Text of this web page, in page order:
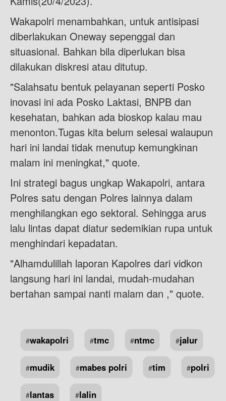
Wakapolri menambahkan, untuk antisipasi
diberlakukan Oneway sepenggal dan
situasional. Bahkan bila diperlukan bisa
dilakukan diskresi atau ditutup.
"Salahsatu bentuk pelayanan seperti Posko
inovasi ini ada Posko Laktasi, BNPB dan
kesehatan, bahkan ada bioskop kalau mau
menonton.Tugas kita belum selesai walaupun
hari ini landai tidak menutup kemungkinan
malam ini meningkat," quote.
Ini strategi bagus ungkap Wakapolri, antara
Polres satu dengan Polres lainnya dalam
menghilangkan ego sektoral. Sehingga arus
lalu lintas dapat diatur sedemikian rupa untuk
menghindari kepadatan.
"Alhamdulillah laporan Kapolres dari vidkon
langsung hari ini landai, mudah-mudahan
bertahan sampai nanti malam dan ," quote.
#wakapolri #tmc #ntmc #jalur
#mudik #mabes polri #tim #polri
#lantas #lalin